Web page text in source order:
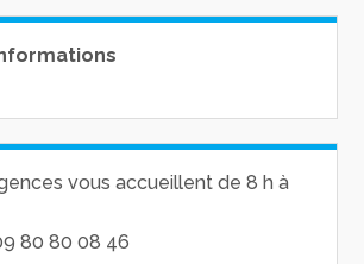
vous accueillent de 8 h à
80 80 08 46